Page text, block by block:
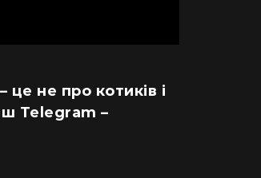
це не про котиків і
Telegram –